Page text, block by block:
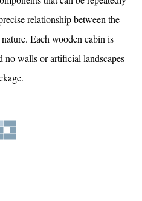
relationship between the
Each wooden cabin is
no walls or artificial landscapes